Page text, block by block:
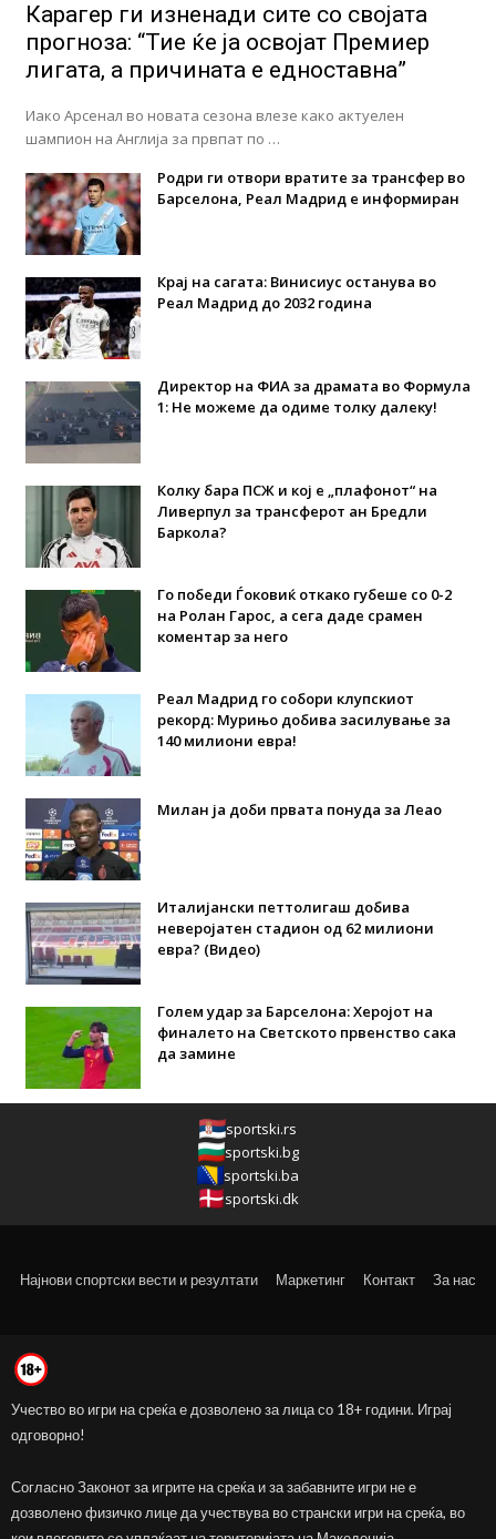
Карагер ги изненади сите со својата
прогноза: “Тие ќе ја освојат Премиер
лигата, а причината е едноставна”
Иако Арсенал во новата сезона влезе како актуелен
шампион на Англија за првпат по …
Родри ги отвори вратите за трансфер во
Барселона, Реал Мадрид е информиран
Крај на сагата: Винисиус останува во
Реал Мадрид до 2032 година
Директор на ФИА за драмата во Формула
1: Не можеме да одиме толку далеку!
Колку бара ПСЖ и кој е „плафонот“ на
Ливерпул за трансферот ан Бредли
Баркола?
Го победи Ѓоковиќ откако губеше со 0-2
на Ролан Гарос, а сега даде срамен
коментар за него
Реал Мадрид го собори клупскиот
рекорд: Мурињо добива засилување за
140 милиони евра!
Милан ја доби првата понуда за Леао
Италијански петтолигаш добива
неверојатен стадион од 62 милиони
евра? (Видео)
Голем удар за Барселона: Херојот на
финалето на Светското првенство сака
да замине
sportski.rs
sportski.bg
sportski.ba
sportski.dk
Најнови спортски вести и резултати Маркетинг Контакт За нас
Учество во игри на среќа е дозволено за лица со 18+ години. Играј
одговорно!
Согласно Законот за игрите на среќа и за забавните игри не е
дозволено физичко лице да учествува во странски игри на среќа, во